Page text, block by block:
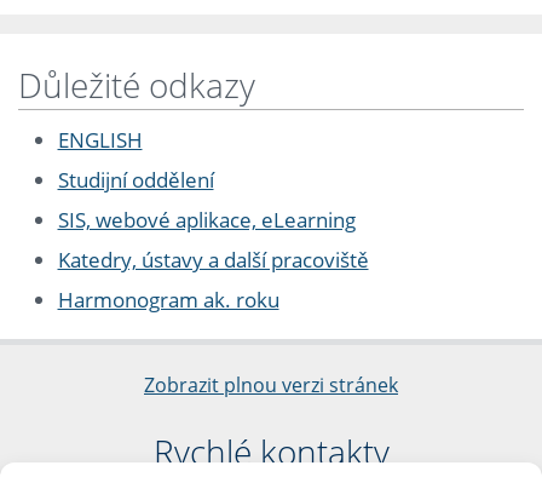
Důležité odkazy
ENGLISH
Studijní oddělení
SIS, webové aplikace, eLearning
Katedry, ústavy a další pracoviště
Harmonogram ak. roku
Zobrazit plnou verzi stránek
Rychlé kontakty